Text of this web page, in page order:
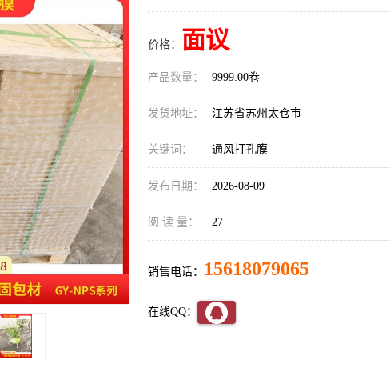
价格： 面议
产品数量： 9999.00卷
发货地址： 江苏省苏州太仓市
关键词： 通风打孔膜
发布日期： 2026-08-09
阅 读 量： 27
销售电话： 15618079065
在线QQ：